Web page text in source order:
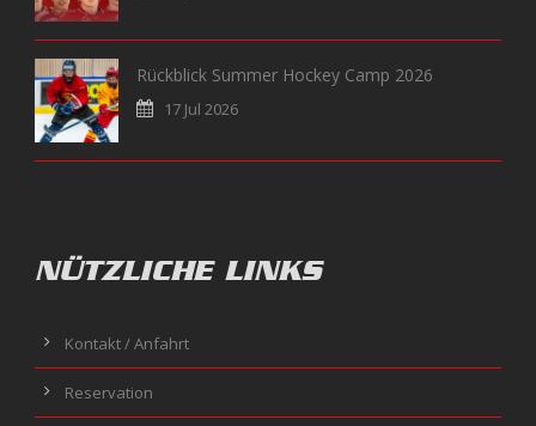
Rückblick Summer Hockey Camp 2026
17 Jul 2026
NÜTZLICHE LINKS
Kontakt / Anfahrt
Reservation